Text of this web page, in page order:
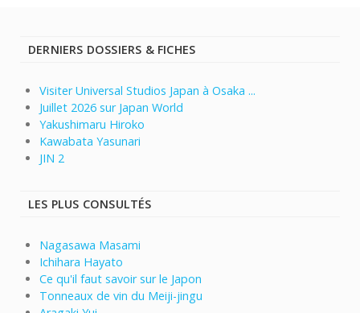
DERNIERS DOSSIERS & FICHES
Visiter Universal Studios Japan à Osaka ...
Juillet 2026 sur Japan World
Yakushimaru Hiroko
Kawabata Yasunari
JIN 2
LES PLUS CONSULTÉS
Nagasawa Masami
Ichihara Hayato
Ce qu'il faut savoir sur le Japon
Tonneaux de vin du Meiji-jingu